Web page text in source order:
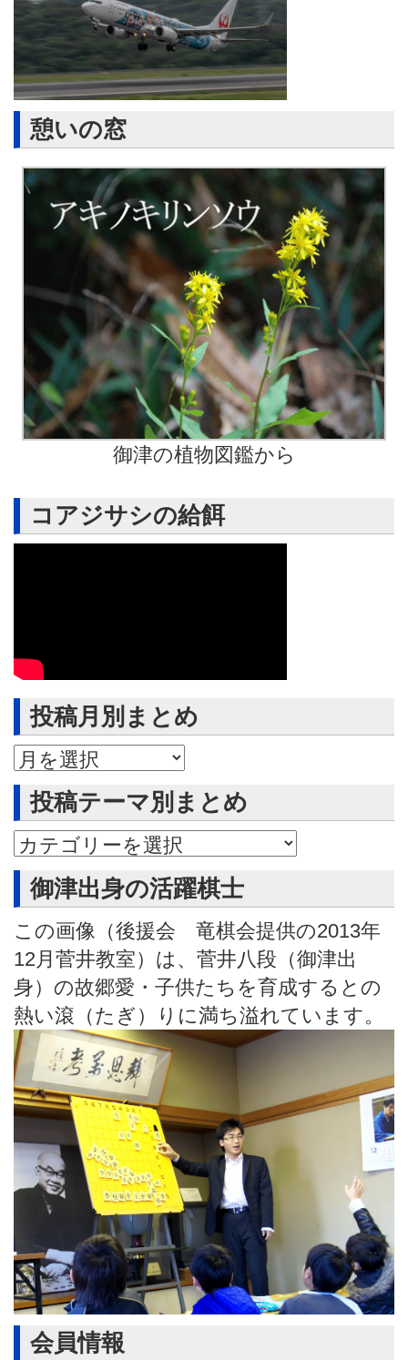
憩いの窓
御津の植物図鑑から
コアジサシの給餌
投稿月別まとめ
投稿月別まとめ
投稿テーマ別まとめ
御津出身の活躍棋士
この画像（後援会 竜棋会提供の2013年
12月菅井教室）は、菅井八段（御津出
身）の故郷愛・子供たちを育成するとの
熱い滾（たぎ）りに満ち溢れています。
会員情報